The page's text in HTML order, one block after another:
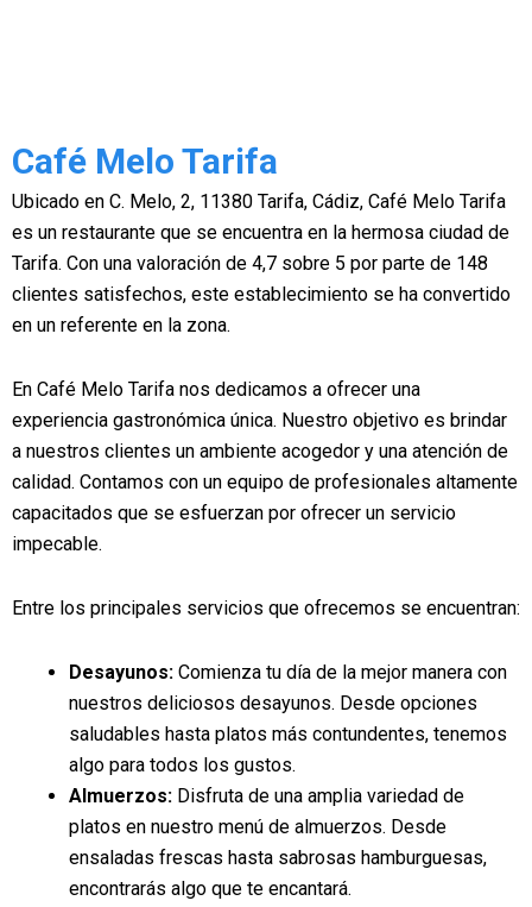
Café Melo Tarifa
Ubicado en C. Melo, 2, 11380 Tarifa, Cádiz, Café Melo Tarifa
es un restaurante que se encuentra en la hermosa ciudad de
Tarifa. Con una valoración de 4,7 sobre 5 por parte de 148
clientes satisfechos, este establecimiento se ha convertido
en un referente en la zona.
En Café Melo Tarifa nos dedicamos a ofrecer una
experiencia gastronómica única. Nuestro objetivo es brindar
a nuestros clientes un ambiente acogedor y una atención de
calidad. Contamos con un equipo de profesionales altamente
capacitados que se esfuerzan por ofrecer un servicio
impecable.
Entre los principales servicios que ofrecemos se encuentran:
Desayunos: Comienza tu día de la mejor manera con
nuestros deliciosos desayunos. Desde opciones
saludables hasta platos más contundentes, tenemos
algo para todos los gustos.
Almuerzos: Disfruta de una amplia variedad de
platos en nuestro menú de almuerzos. Desde
ensaladas frescas hasta sabrosas hamburguesas,
encontrarás algo que te encantará.